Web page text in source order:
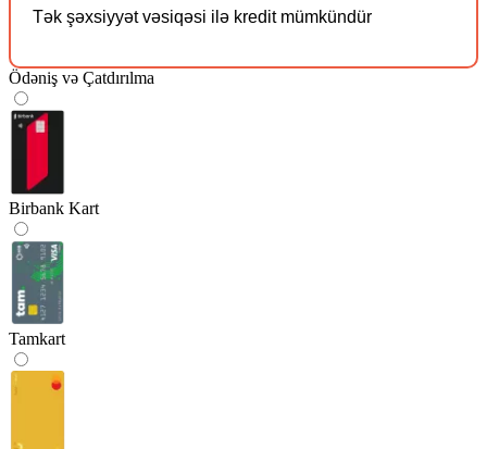
Tək şəxsiyyət vəsiqəsi ilə kredit mümkündür
Ödəniş və Çatdırılma
Birbank Kart
Tamkart